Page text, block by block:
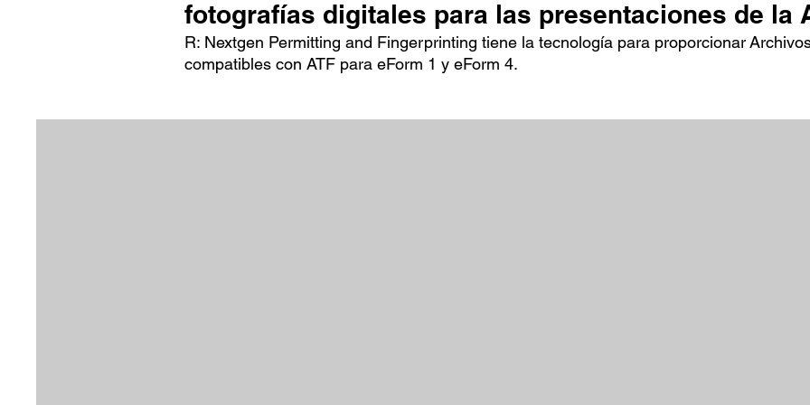
fotografías digitales para las presentaciones de la
R: Nextgen Permitting and Fingerprinting tiene la tecnología para proporcionar
compatibles con ATF para eForm 1 y eForm 4.